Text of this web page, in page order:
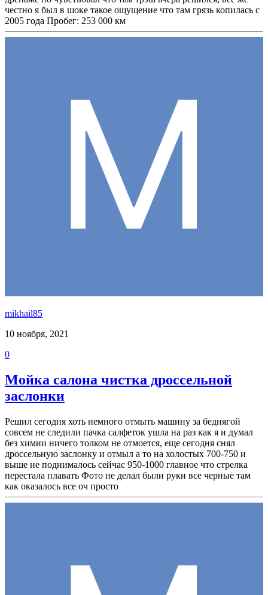
честно я был в шоке такое ощущение что там грязь копилась с
2005 года Пробег: 253 000 км
mikhail85
10 ноября, 2021
0
Мойка салона чистка дроссельной
заслонки
Решил сегодня хоть немного отмыть машину за беднягой
совсем не следили пачка салфеток ушла на раз как я и думал
без химии ничего толком не отмоется, еще сегодня снял
дроссельную заслонку и отмыл а то на холостых 700-750 и
выше не поднималось сейчас 950-1000 главное что стрелка
перестала плавать Фото не делал были руки все черные там
как оказалось все оч просто